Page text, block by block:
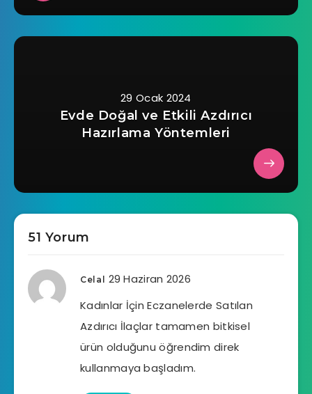
29 Ocak 2024
Evde Doğal ve Etkili Azdırıcı
Hazırlama Yöntemleri
51 Yorum
Celal
29 Haziran 2026
Kadınlar İçin Eczanelerde Satılan
Azdırıcı İlaçlar tamamen bitkisel
ürün olduğunu öğrendim direk
kullanmaya başladım.